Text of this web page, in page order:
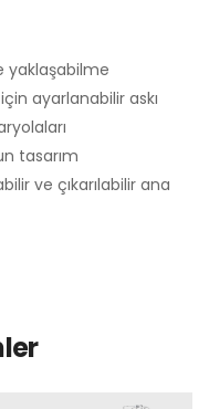
yaklaşabilme
ayarlanabilir askı
tasarım
ve çıkarılabilir ana